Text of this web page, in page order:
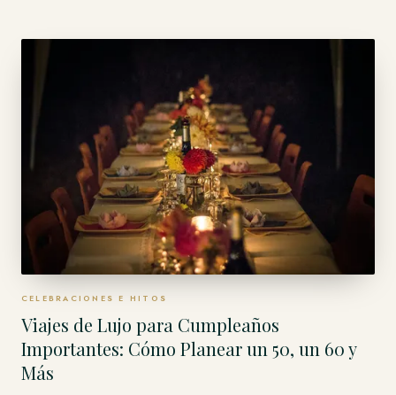
sola mejor línea — solo la mejor para cómo le gusta viajar.
CELEBRACIONES E HITOS
Viajes de Lujo para Cumpleaños
Importantes: Cómo Planear un 50, un 60 y
Más